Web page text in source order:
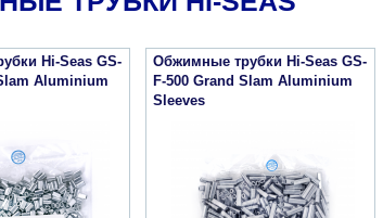
Hi-Seas GS-
Aluminium
Обжимные трубки Hi-Seas GS-
F-500 Grand Slam Aluminium
Sleeves